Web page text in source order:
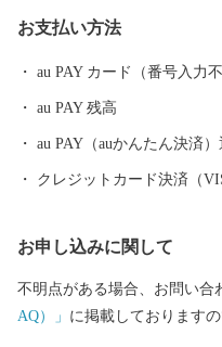
高速のインターそばには広々
り、大阪から約2時間、気軽にア
め、「御坊」の由来となっ
旧跡や伝説が数多く残り、当時
た寄付金は、子供たちの教
お支払い方法
au PAY カード（番号入力不
au PAY 残高
au PAY（auかんたん決済
クレジットカード決済（
お申し込みに関して
不明点がある場合、お問い合
AQ）」 に掲載しております